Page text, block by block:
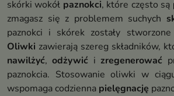
skórki wokół paznokci, które często są
zmagasz się z problemem suchych
paznokci i skórek zostały
Oliwki zawierają szereg składników,
nawilżyć,odżywić i zregenerować
paznokcia. Stosowanie oliwki w
wspomaga codzienna pielęgnację